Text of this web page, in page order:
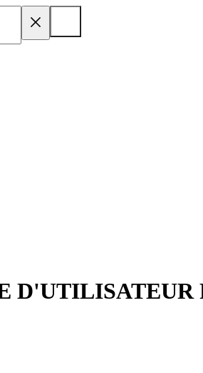
D'UTILISATEUR